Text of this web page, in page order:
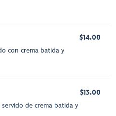
con crema batida y
$14.00
de crema batida y
$13.00